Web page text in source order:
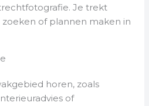
Je trekt
zoeken of plannen maken in
horen, zoals
of